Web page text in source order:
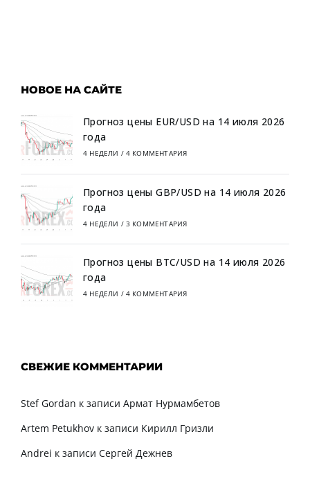
НОВОЕ НА САЙТЕ
Прогноз цены EUR/USD на 14 июля 2026
года
4 НЕДЕЛИ / 4 КОММЕНТАРИЯ
Прогноз цены GBP/USD на 14 июля 2026
года
4 НЕДЕЛИ / 3 КОММЕНТАРИЯ
Прогноз цены BTC/USD на 14 июля 2026
года
4 НЕДЕЛИ / 4 КОММЕНТАРИЯ
СВЕЖИЕ КОММЕНТАРИИ
Stef Gordan к записи Армат Нурмамбетов
Artem Petukhov к записи Кирилл Гризли
Andrei к записи Сергей Дежнев